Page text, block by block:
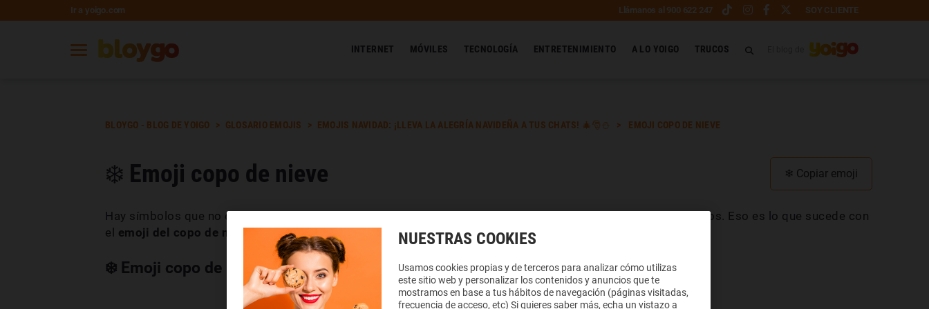
Ir a yoigo.com Llámanos al 900 622 247 SOY CLIENTE
INTERNET MÓVILES TECNOLOGÍA ENTRETENIMIENTO A LO YOIGO TRUCOS
BLOYGO - BLOG DE YOIGO GLOSARIO EMOJIS EMOJIS NAVIDAD: ¡LLEVA LA ALEGRÍA NAVIDEÑA A TUS CHATS! 🎄🎅⛄ ️ EMOJI COPO DE NIEVE
❄️ Emoji copo de nieve ❄ Copiar emoji
Hay símbolos que no engañan y hacen una referencia clara a estaciones del año y a fenómenos meteorológicos. Eso es lo que sucede con
el emoji del copo de nieve que es un reflejo claro del propio invierno y de la presencia de la nieve.
❄️ Emoji copo de nieve copiar y pegar
NUESTRAS COOKIES
Usamos cookies propias y de terceros para analizar cómo utilizas
este sitio web y personalizar los contenidos y anuncios que te
mostramos en base a tus hábitos de navegación (páginas visitadas,
frecuencia de acceso, etc) Si quieres saber más, echa un vistazo a